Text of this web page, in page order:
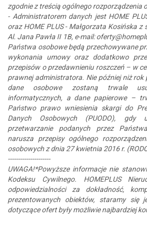
zgodnie z treścią ogólnego rozporządzenia
- Administratorem danych jest HOME
oraz HOME PLUS - Małgorzata Kosińska z
Al. Jana Pawła II 1B, e-mail:
Państwa osobowe będą przechowywane
wykonania umowy oraz dodatkowo
przepisów o przedawnieniu roszczeń – w
prawnej administratora. Nie później niż rok
dane osobowe zostaną trwale
informatycznych, a dane papierowe –
Państwo prawo wniesienia skargi do
Danych Osobowych (PUODO), gdy
przetwarzanie podanych przez
narusza przepisy ogólnego
osobowych z dnia 27 kwietnia 2016 r.
---------------------
UWAGA!*Powyższe informacje nie
Kodeksu Cywilnego. HOMEPLUS
odpowiedzialności za dokładność,
prezentowanych obiektów, staramy się
dotyczące ofert były możliwie najbardziej